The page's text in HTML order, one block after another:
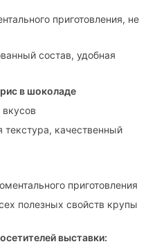
приготовления, не
состав, удобная
в шоколаде
качественный
приготовления
полезных свойств крупы
выставки: